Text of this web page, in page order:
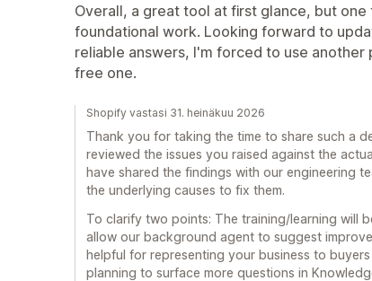
Overall, a great tool at first glance, but
foundational work. Looking forward to
reliable answers, I'm forced to use another
free one.
Shopify vastasi 31. heinäkuu 2026
Thank you for taking the time to share such a
reviewed the issues you raised against the
have shared the findings with our engineering
the underlying causes to fix them.
To clarify two points: The training/learning will
allow our background agent to suggest
helpful for representing your business to
planning to surface more questions in